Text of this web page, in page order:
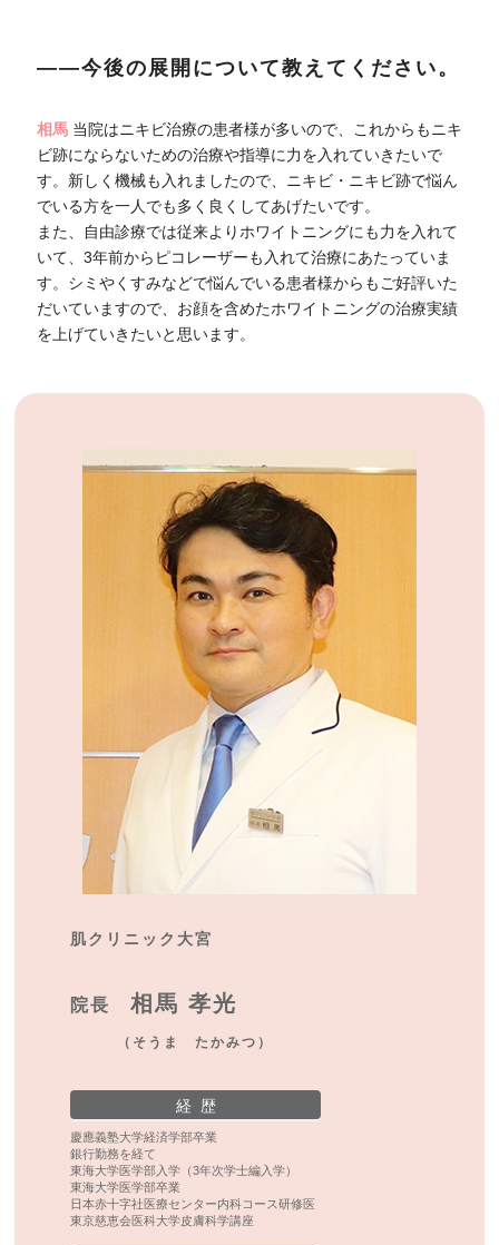
――今後の展開について教えてください。
相馬 当院はニキビ治療の患者様が多いので、これからもニキ
ビ跡にならないための治療や指導に力を入れていきたいで
す。新しく機械も入れましたので、ニキビ・ニキビ跡で悩ん
でいる方を一人でも多く良くしてあげたいです。
また、自由診療では従来よりホワイトニングにも力を入れて
いて、3年前からピコレーザーも入れて治療にあたっていま
す。シミやくすみなどで悩んでいる患者様からもご好評いた
だいていますので、お顔を含めたホワイトニングの治療実績
を上げていきたいと思います。
肌クリニック大宮
院長相馬 孝光
（そうま たかみつ）
経 歴
慶應義塾大学経済学部卒業
銀行勤務を経て
東海大学医学部入学（3年次学士編入学）
東海大学医学部卒業
日本赤十字社医療センター内科コース研修医
東京慈恵会医科大学皮膚科学講座